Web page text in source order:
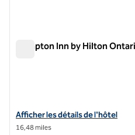
Hampton Inn by Hilton
Afficher les détails de l'hôtel
Afficher les détails de l'hôtel
16,48 miles